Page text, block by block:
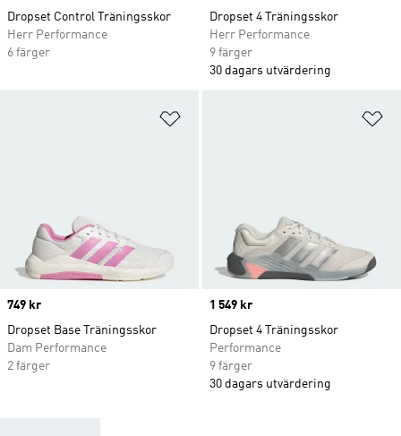
Dropset Control Träningsskor
Herr Performance
6 färger
Dropset 4 Träningsskor
Herr Performance
9 färger
30 dagars utvärdering
Price
749 kr
Dropset Base Träningsskor
Dam Performance
2 färger
Price
1 549 kr
Dropset 4 Träningsskor
Performance
9 färger
30 dagars utvärdering